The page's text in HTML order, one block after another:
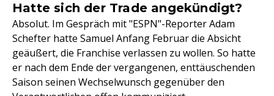
Hatte sich der Trade angekündigt?
Absolut. Im Gespräch mit "ESPN"-Reporter Adam
Schefter hatte Samuel Anfang Februar die Absicht
geäußert, die Franchise verlassen zu wollen. So hatte
er nach dem Ende der vergangenen, enttäuschenden
Saison seinen Wechselwunsch gegenüber den